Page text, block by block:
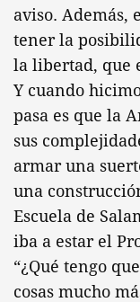
aviso. Además,
tener la
la libertad, que
Y cuando
pasa es que la
sus
armar una
una
Escuela de
iba a estar el
“¿Qué tengo
cosas mucho